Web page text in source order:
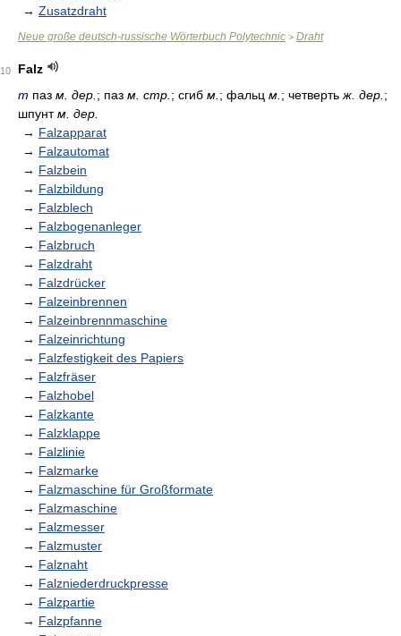
→ Zusatzdraht
Neue große deutsch-russische Wörterbuch Polytechnic > Draht
10
Falz
m паз м. дер. ; паз м. стр. ; сгиб м. ; фальц м. ; четверть ж. дер. ;
шпунтм. дер.
→ Falzapparat
→ Falzautomat
→ Falzbein
→ Falzbildung
→ Falzblech
→ Falzbogenanleger
→ Falzbruch
→ Falzdraht
→ Falzdrücker
→ Falzeinbrennen
→ Falzeinbrennmaschine
→ Falzeinrichtung
→ Falzfestigkeit des Papiers
→ Falzfräser
→ Falzhobel
→ Falzkante
→ Falzklappe
→ Falzlinie
→ Falzmarke
→ Falzmaschine für Großformate
→ Falzmaschine
→ Falzmesser
→ Falzmuster
→ Falznaht
→ Falzniederdruckpresse
→ Falzpartie
→ Falzpfanne